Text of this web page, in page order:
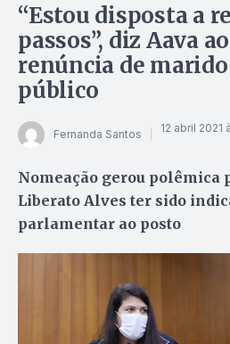
“Estou disposta a
passos”, diz Aava
renúncia de
público
Fernanda Santos 12 abril 2021
Nomeação gerou polêmica
Liberato Alves ter sido
parlamentar ao posto